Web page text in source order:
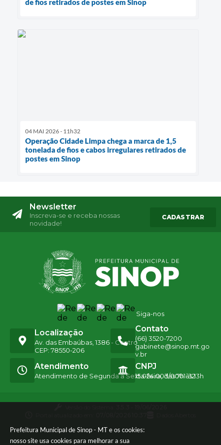
Prefeitura Municipal de Sinop - MT e os cookies:
nosso site usa cookies para melhorar a sua
de fios retirados de postes em Sinop
04 MAI 2026 - 11h32
Operação Cidade Limpa chega a marca de 1,5
tonelada de fios e cabos irregulares retirados de
postes em Sinop
Newsletter
Inscreva-se e receba nossas
novidade!
CADASTRAR
Siga-nos
Localização
Av. das Embaúbas, 1386 - Centro
CEP: 78550-206
Contato
(66) 3520-7200
gabinete@sinop.mt.go
v.br
Atendimento
Atendimento de Segunda a Sexta-feira, das 7h às 13h
CNPJ
15.024.003/0001-32